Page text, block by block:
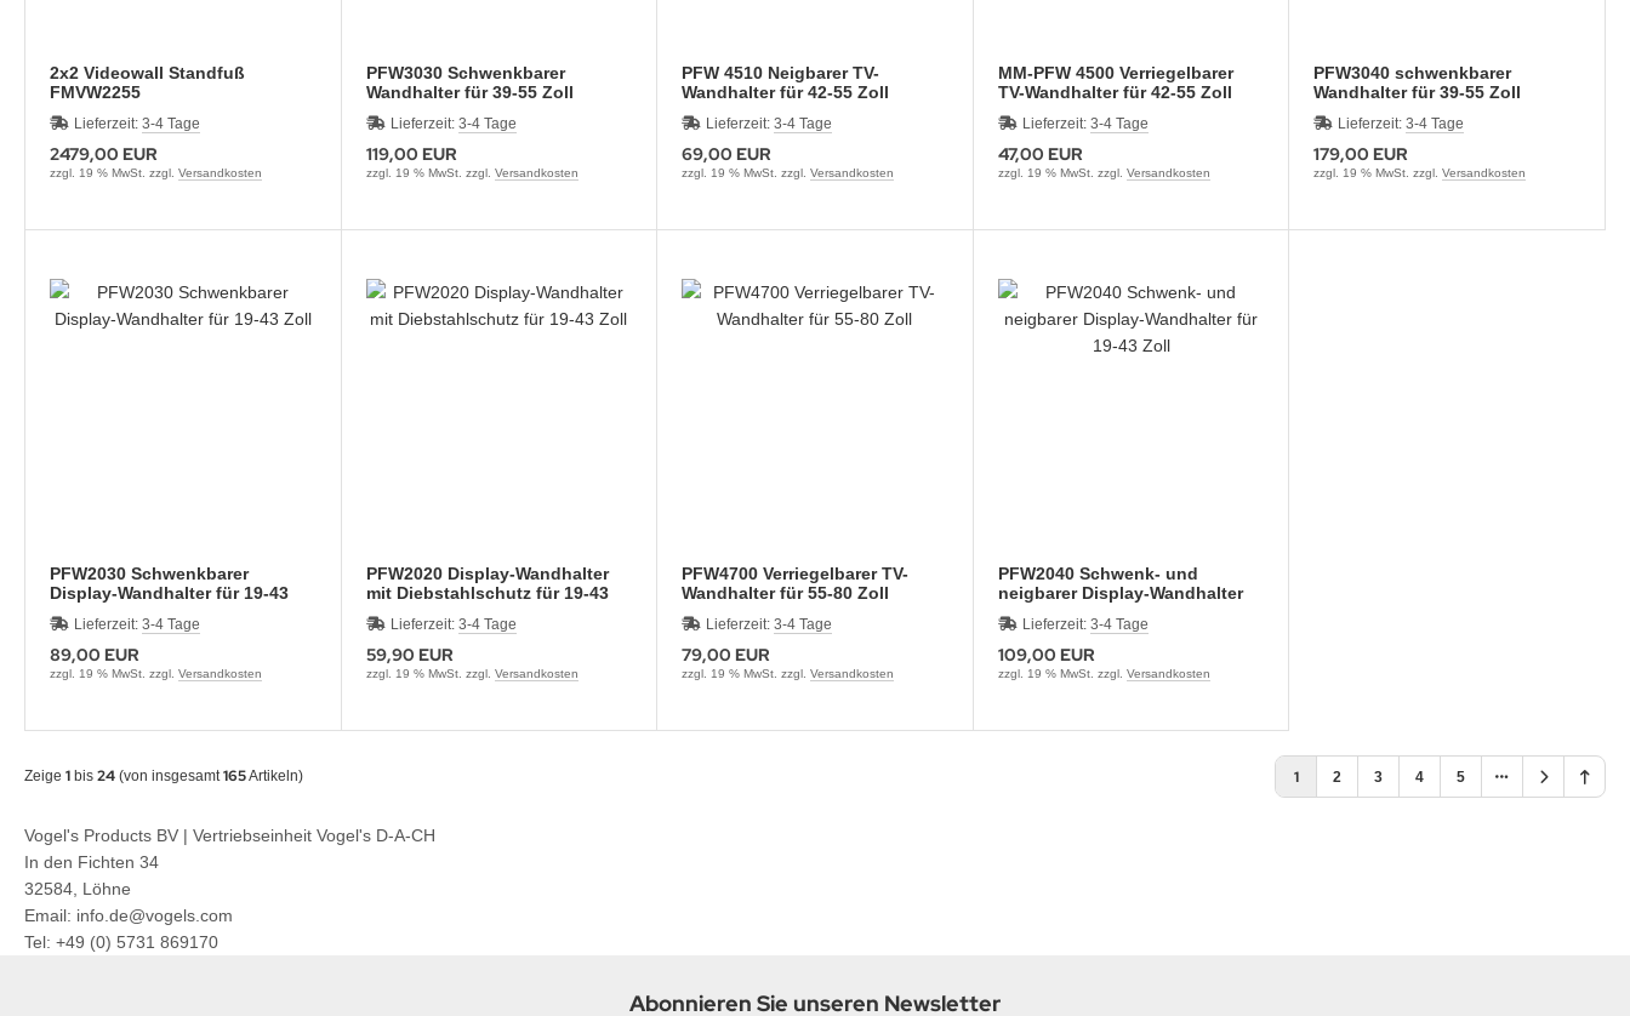
2x2 Videowall Standfuß
FMVW2255
Lieferzeit: 3-4 Tage
2479,00 EUR
zzgl. 19 % MwSt. zzgl. Versandkosten
PFW3030 Schwenkbarer
Wandhalter für 39-55 Zoll
Monitore
Lieferzeit: 3-4 Tage
119,00 EUR
zzgl. 19 % MwSt. zzgl. Versandkosten
PFW 4510 Neigbarer TV-
Wandhalter für 42-55 Zoll
Lieferzeit:3-4 Tage
69,00 EUR
zzgl. 19 % MwSt. zzgl.Versandkosten
MM-PFW 4500 Verriegelbarer
TV-Wandhalter für 42-55 Zoll
Lieferzeit: 3-4 Tage
47,00 EUR
zzgl. 19 % MwSt. zzgl. Versandkosten
PFW3040 schwenkbarer
Wandhalter für 39-55 Zoll
Monitore
Lieferzeit:3-4 Tage
179,00 EUR
zzgl. 19 % MwSt. zzgl.Versandkosten
PFW2030 Schwenkbarer
Display-Wandhalter für 19-43
Zoll
Lieferzeit: 3-4 Tage
89,00 EUR
zzgl. 19 % MwSt. zzgl. Versandkosten
PFW2020 Display-Wandhalter
mit Diebstahlschutz für 19-43
Zoll
Lieferzeit: 3-4 Tage
59,90 EUR
zzgl. 19 % MwSt. zzgl. Versandkosten
PFW4700 Verriegelbarer TV-
Wandhalter für 55-80 Zoll
Lieferzeit:3-4 Tage
79,00 EUR
zzgl. 19 % MwSt. zzgl.Versandkosten
PFW2040 Schwenk- und
neigbarer Display-Wandhalter
für 19-43 Zoll
Lieferzeit: 3-4 Tage
109,00 EUR
zzgl. 19 % MwSt. zzgl. Versandkosten
Zeige 1 bis 24 (von insgesamt165Artikeln) 1 2 3 4 5
Vogel's Products BV | Vertriebseinheit Vogel's D-A-CH
In den Fichten 34
32584, Löhne
Email: info.de@vogels.com
Tel: +49 (0) 5731 869170
Abonnieren Sie unseren Newsletter